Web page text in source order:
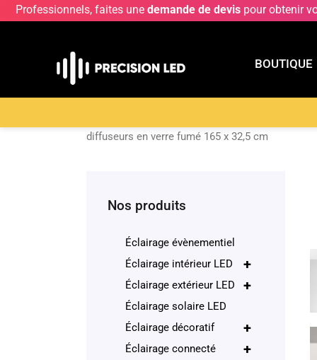
Professionnels, faites une demande de devis pour obtenir
BOUTIQUE
diffuseurs en verre fumé 165 x 32,5 cm
Nos produits
Éclairage évènementiel
+
Éclairage intérieur LED
+
Éclairage extérieur LED
Éclairage solaire LED
+
Éclairage décoratif
+
Éclairage connecté